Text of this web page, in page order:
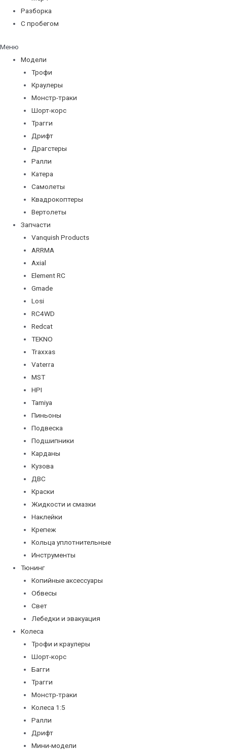
Разборка
С пробегом
Меню
Модели
Трофи
Краулеры
Монстр-траки
Шорт-корс
Трагги
Дрифт
Драгстеры
Ралли
Катера
Самолеты
Квадрокоптеры
Вертолеты
Запчасти
Vanquish Products
ARRMA
Axial
Element RC
Gmade
Losi
RC4WD
Redcat
TEKNO
Traxxas
Vaterra
MST
HPI
Tamiya
Пиньоны
Подвеска
Подшипники
Карданы
Кузова
ДВС
Краски
Жидкости и смазки
Наклейки
Крепеж
Кольца уплотнительные
Инструменты
Тюнинг
Копийные аксессуары
Обвесы
Свет
Лебедки и эвакуация
Колеса
Трофи и краулеры
Шорт-корс
Багги
Трагги
Монстр-траки
Колеса 1:5
Ралли
Дрифт
Мини-модели